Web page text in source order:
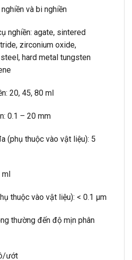
và bi nghiền
nghiền: agate, sintered
zirconium oxide,
hard metal tungsten
20, 45, 80 ml
0.1 – 20 mm
(phụ thuộc vào vật liệu): 5
thuộc vào vật liệu): < 0.1 µm
thường đến độ mịn phân
ướt